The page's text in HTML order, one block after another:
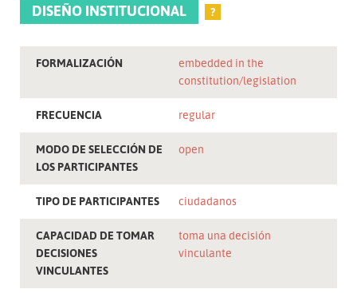
DISEÑO INSTITUCIONAL ?
FORMALIZACIÓN
embedded in the
constitution/legislation
FRECUENCIA regular
MODO DE SELECCIÓN DE
LOS PARTICIPANTES
open
TIPO DE PARTICIPANTES ciudadanos
CAPACIDAD DE TOMAR
DECISIONES
VINCULANTES
toma una decisión
vinculante